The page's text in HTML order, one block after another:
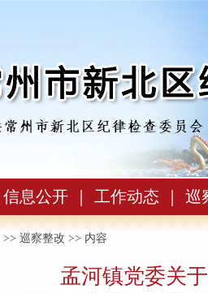
信息公开 工作动态 巡
>> 巡察整改 >> 内容
孟河镇党委关